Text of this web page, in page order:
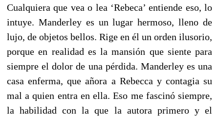
Cualquiera que vea o lea ‘Rebeca’ entiende eso, lo
intuye. Manderley es un lugar hermoso, lleno de
lujo, de objetos bellos. Rige en él un orden ilusorio,
porque en realidad es la mansión que siente para
siempre el dolor de una pérdida. Manderley es una
casa enferma, que añora a Rebecca y contagia su
mal a quien entra en ella. Eso me fascinó siempre,
la habilidad con la que la autora primero y el